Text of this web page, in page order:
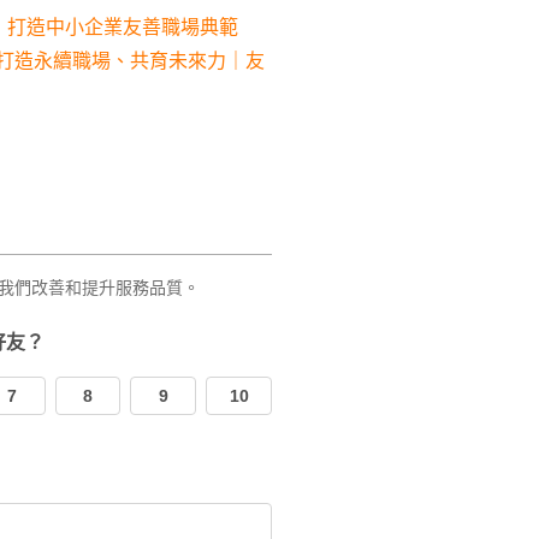
造中小企業友善職場典範
造永續職場、共育未來力｜友
們改善和提升服務品質。
？
7 8 9 10